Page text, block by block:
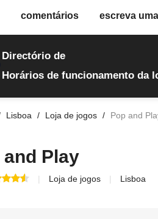
Directório de
Horários de funcionamento da
Lisboa Loja de jogos Pop and
and Play
Loja de jogos Lisboa
comentários escreva